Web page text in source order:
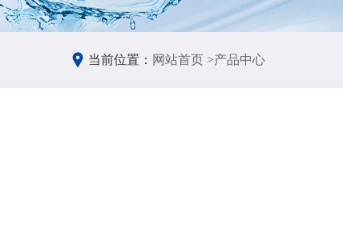
当前位置： 网站首页 >产品中心